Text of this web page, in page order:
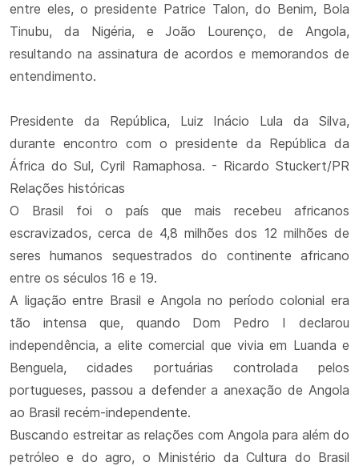
entre eles, o presidente Patrice Talon, do Benim, Bola
Tinubu, da Nigéria, e João Lourenço, de Angola,
resultando na assinatura de acordos e memorandos de
entendimento.
Presidente da República, Luiz Inácio Lula da Silva,
durante encontro com o presidente da República da
África do Sul, Cyril Ramaphosa. - Ricardo Stuckert/PR
Relações históricas
O Brasil foi o país que mais recebeu africanos
escravizados, cerca de 4,8 milhões dos 12 milhões de
seres humanos sequestrados do continente africano
entre os séculos 16 e 19.
A ligação entre Brasil e Angola no período colonial era
tão intensa que, quando Dom Pedro I declarou
independência, a elite comercial que vivia em Luanda e
Benguela, cidades portuárias controlada pelos
portugueses, passou a defender a anexação de Angola
ao Brasil recém-independente.
Buscando estreitar as relações com Angola para além do
petróleo e do agro, o Ministério da Cultura do Brasil